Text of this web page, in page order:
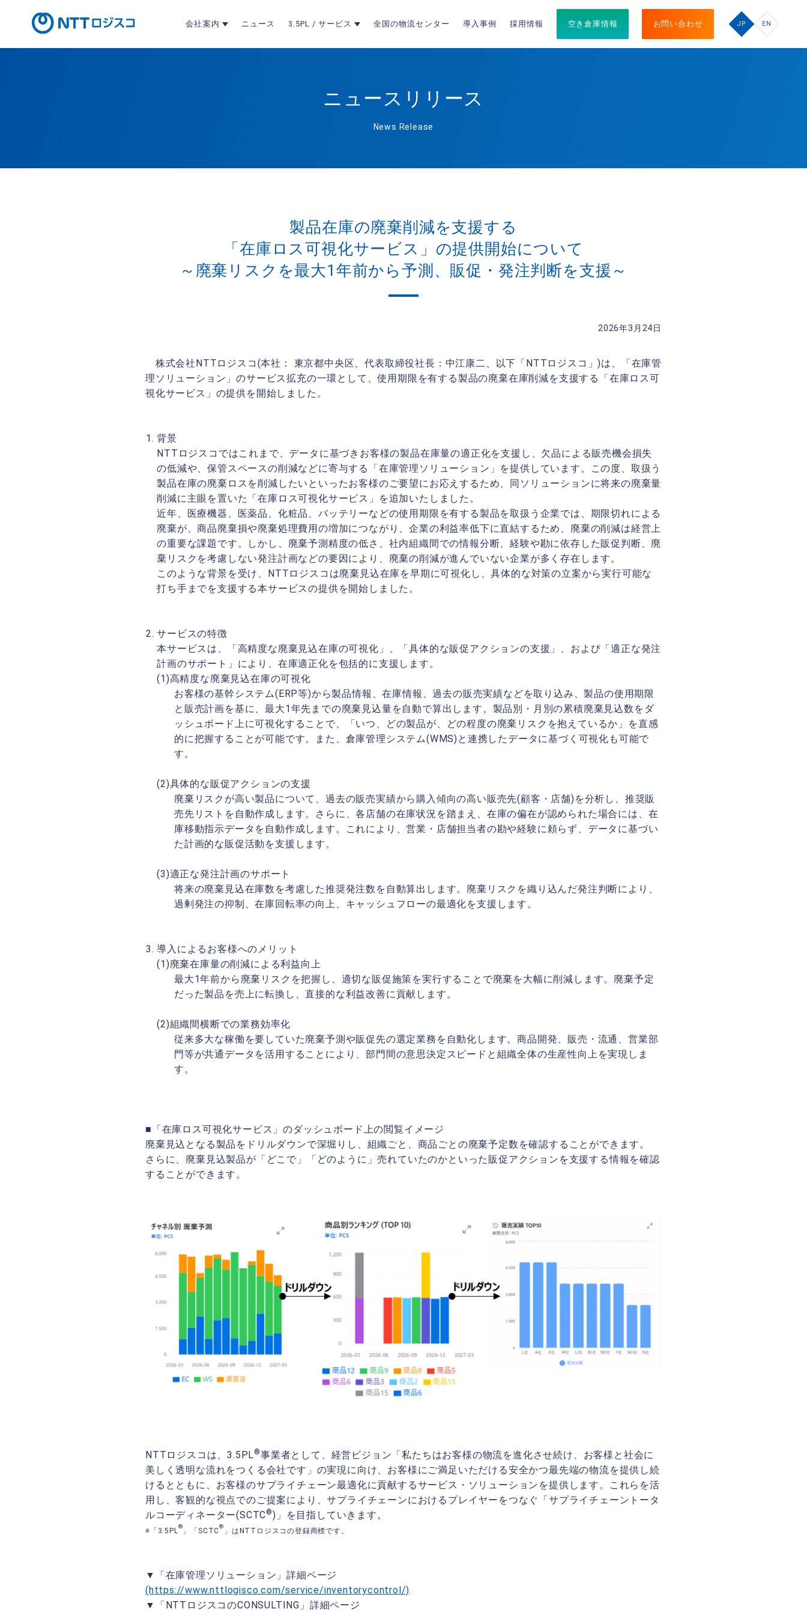
会社案内 ニュース 3.5PL / サービス 全国の物流センター 導入事例 採用情報 空き倉庫情報 お問い合わせ JP EN
ニュースリリース
News Release
製品在庫の廃棄削減を支援する
「在庫ロス可視化サービス」の提供開始について
～廃棄リスクを最大1年前から予測、販促・発注判断を支援～
2026年3月24日
株式会社NTTロジスコ(本社： 東京都中央区、代表取締役社長：中江康二、以下「NTTロジスコ」)は、「在庫管
理ソリューション」のサービス拡充の一環として、使用期限を有する製品の廃棄在庫削減を支援する「在庫ロス可
視化サービス」の提供を開始しました。
背景
NTTロジスコではこれまで、データに基づきお客様の製品在庫量の適正化を支援し、欠品による販売機会損失
の低減や、保管スペースの削減などに寄与する「在庫管理ソリューション」を提供しています。この度、取扱う
製品在庫の廃棄ロスを削減したいといったお客様のご要望にお応えするため、同ソリューションに将来の廃棄量
削減に主眼を置いた「在庫ロス可視化サービス」を追加いたしました。
近年、医療機器、医薬品、化粧品、バッテリーなどの使用期限を有する製品を取扱う企業では、期限切れによる
廃棄が、商品廃棄損や廃棄処理費用の増加につながり、企業の利益率低下に直結するため、廃棄の削減は経営上
の重要な課題です。しかし、廃棄予測精度の低さ、社内組織間での情報分断、経験や勘に依存した販促判断、廃
棄リスクを考慮しない発注計画などの要因により、廃棄の削減が進んでいない企業が多く存在します。
このような背景を受け、NTTロジスコは廃棄見込在庫を早期に可視化し、具体的な対策の立案から実行可能な
打ち手までを支援する本サービスの提供を開始しました。
サービスの特徴
本サービスは、「高精度な廃棄見込在庫の可視化」、「具体的な販促アクションの支援」、および「適正な発注
計画のサポート」により、在庫適正化を包括的に支援します。
(1)高精度な廃棄見込在庫の可視化
お客様の基幹システム(ERP等)から製品情報、在庫情報、過去の販売実績などを取り込み、製品の使用期限
と販売計画を基に、最大1年先までの廃棄見込量を自動で算出します。製品別・月別の累積廃棄見込数をダ
ッシュボード上に可視化することで、「いつ、どの製品が、どの程度の廃棄リスクを抱えているか」を直感
的に把握することが可能です。また、倉庫管理システム(WMS)と連携したデータに基づく可視化も可能で
す。
(2)具体的な販促アクションの支援
廃棄リスクが高い製品について、過去の販売実績から購入傾向の高い販売先(顧客・店舗)を分析し、推奨販
売先リストを自動作成します。さらに、各店舗の在庫状況を踏まえ、在庫の偏在が認められた場合には、在
庫移動指示データを自動作成します。これにより、営業・店舗担当者の勘や経験に頼らず、データに基づい
た計画的な販促活動を支援します。
(3)適正な発注計画のサポート
将来の廃棄見込在庫数を考慮した推奨発注数を自動算出します。廃棄リスクを織り込んだ発注判断により、
過剰発注の抑制、在庫回転率の向上、キャッシュフローの最適化を支援します。
導入によるお客様へのメリット
(1)廃棄在庫量の削減による利益向上
最大1年前から廃棄リスクを把握し、適切な販促施策を実行することで廃棄を大幅に削減します。廃棄予定
だった製品を売上に転換し、直接的な利益改善に貢献します。
(2)組織間横断での業務効率化
従来多大な稼働を要していた廃棄予測や販促先の選定業務を自動化します。商品開発、販売・流通、営業部
門等が共通データを活用することにより、部門間の意思決定スピードと組織全体の生産性向上を実現しま
す。
■「在庫ロス可視化サービス」のダッシュボード上の閲覧イメージ
廃棄見込となる製品をドリルダウンで深堀りし、組織ごと、商品ごとの廃棄予定数を確認することができます。
さらに、廃棄見込製品が「どこで」「どのように」売れていたのかといった販促アクションを支援する情報を確認
することができます。
NTTロジスコは、3.5PL®事業者として、経営ビジョン「私たちはお客様の物流を進化させ続け、お客様と社会に
美しく透明な流れをつくる会社です」の実現に向け、お客様にご満足いただける安全かつ最先端の物流を提供し続
けるとともに、お客様のサプライチェーン最適化に貢献するサービス・ソリューションを提供します。これらを活
用し、客観的な視点でのご提案により、サプライチェーンにおけるプレイヤーをつなぐ「サプライチェーントータ
ルコーディネーター(SCTC®)」を目指していきます。
※「3.5PL
®
」「SCTC
®
」はNTTロジスコの登録商標です。
▼「在庫管理ソリューション」詳細ページ
(https://www.nttlogisco.com/service/inventorycontrol/)
▼「NTTロジスコのCONSULTING」詳細ページ